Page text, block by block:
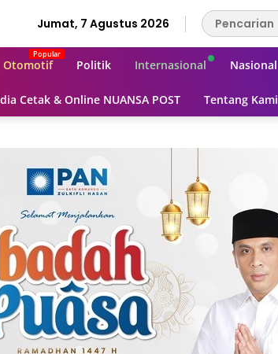
Jumat, 7 Agustus 2026
Otomotif Politik Internasional Nasional
Cetak & Online NUANSA POST Tentang Kami